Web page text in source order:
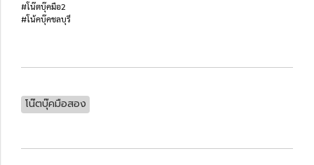
#โน๊ตบุ๊คมือ2
#โน้คบุ๊คชลบุรี
โน๊ตบุ๊คมือสอง